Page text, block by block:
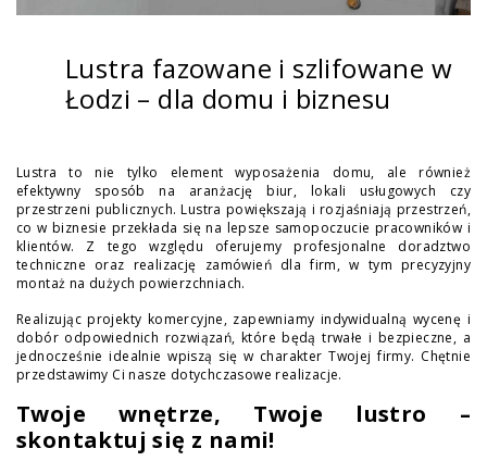
Lustra fazowane i szlifowane w
Łodzi – dla domu i biznesu
Lustra to nie tylko element wyposażenia domu, ale również
efektywny sposób na aranżację biur, lokali usługowych czy
przestrzeni publicznych. Lustra powiększają i rozjaśniają przestrzeń,
co w biznesie przekłada się na lepsze samopoczucie pracowników i
klientów. Z tego względu oferujemy profesjonalne doradztwo
techniczne oraz realizację zamówień dla firm, w tym precyzyjny
montaż na dużych powierzchniach.
Realizując projekty komercyjne, zapewniamy indywidualną wycenę i
dobór odpowiednich rozwiązań, które będą trwałe i bezpieczne, a
jednocześnie idealnie wpiszą się w charakter Twojej firmy. Chętnie
przedstawimy Ci nasze dotychczasowe realizacje.
Twoje wnętrze, Twoje lustro –
skontaktuj się z nami!